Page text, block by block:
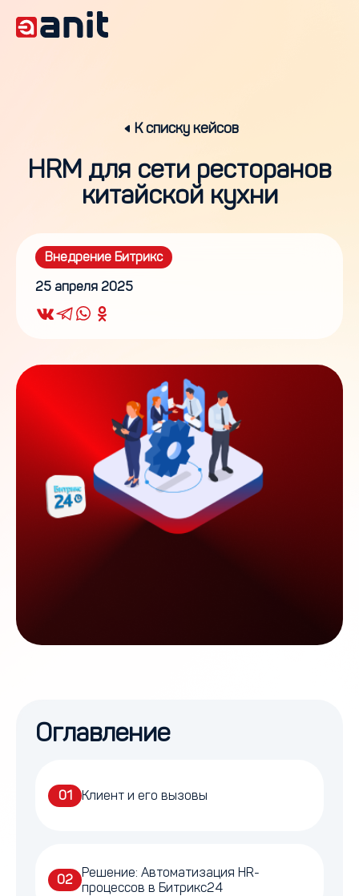
К списку кейсов
HRM для сети ресторанов
китайской кухни
Внедрение Битрикс
25 апреля 2025
Оглавление
01 Клиент и его вызовы
02 Решение: Автоматизация HR-
процессов в Битрикс24